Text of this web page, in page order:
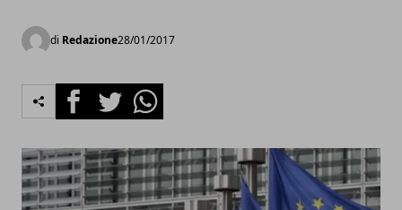
di Redazione28/01/2017
FacebookTwitterWhatsapp